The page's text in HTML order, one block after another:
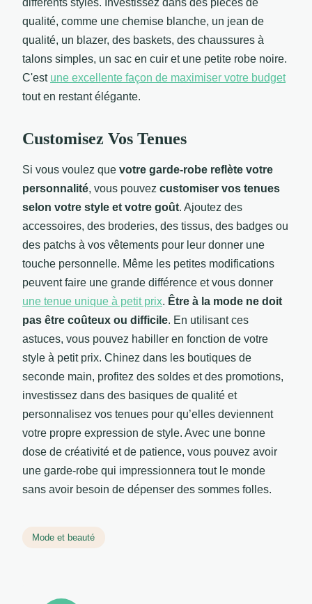
qualité, comme une chemise blanche, un jean de
qualité, un blazer, des baskets, des chaussures à
talons simples, un sac en cuir et une petite robe noire.
C'est une excellente façon de maximiser votre budget
tout en restant élégante.
Customisez Vos Tenues
Si vous voulez que votre garde-robe reflète votre
personnalité, vous pouvez customiser vos tenues
selon votre style et votre goût. Ajoutez des
accessoires, des broderies, des tissus, des badges ou
des patchs à vos vêtements pour leur donner une
touche personnelle. Même les petites modifications
peuvent faire une grande différence et vous donner
une tenue unique à petit prix. Être à la mode ne doit
pas être coûteux ou difficile. En utilisant ces
astuces, vous pouvez habiller en fonction de votre
style à petit prix. Chinez dans les boutiques de
seconde main, profitez des soldes et des promotions,
investissez dans des basiques de qualité et
personnalisez vos tenues pour qu’elles deviennent
votre propre expression de style. Avec une bonne
dose de créativité et de patience, vous pouvez avoir
une garde-robe qui impressionnera tout le monde
sans avoir besoin de dépenser des sommes folles.
Mode et beauté